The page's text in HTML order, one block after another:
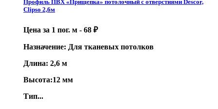
Профиль ПВХ «Прищепка» потолочный с отверстиями Descor,
Clipso 2,6м
Цена за 1 пог. м - 68 ₽
Назначение: Для тканевых потолков
Длина: 2,6 м
Высота:12 мм
Тип...